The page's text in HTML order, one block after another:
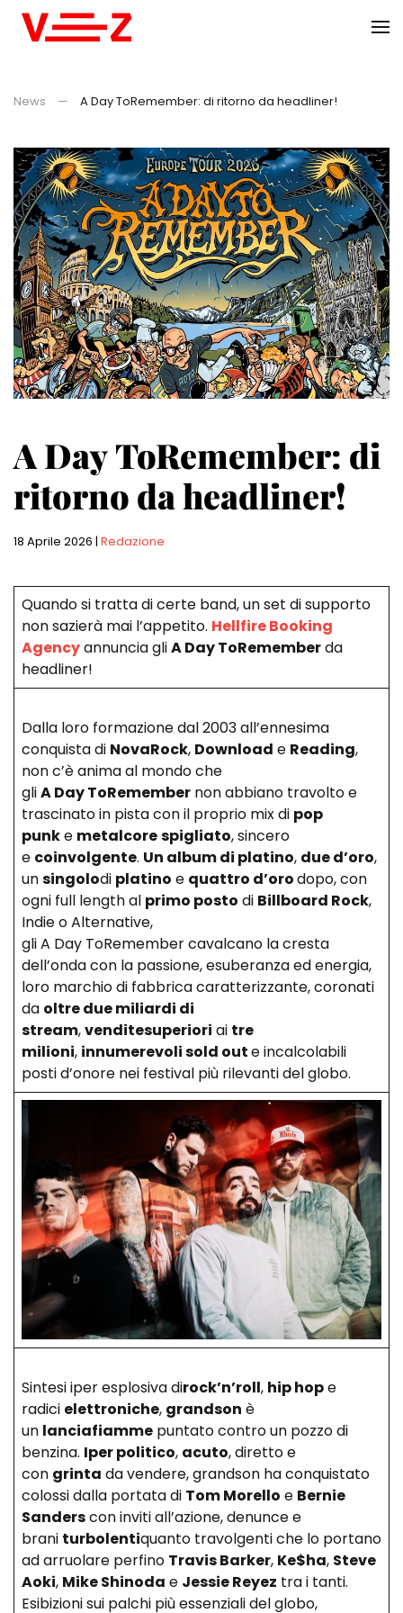
News A Day ToRemember: di ritorno da headliner!
A Day ToRemember: di
ritorno da headliner!
18 Aprile 2026 | Redazione
Quando si tratta di certe band, un set di supporto
non sazierà mai l’appetito. Hellfire Booking
Agencyannuncia gliA Day ToRememberda
headliner!
Dalla loro formazione dal 2003 all’ennesima
conquista di NovaRock, Download e Reading,
non c’è anima al mondo che
gliA Day ToRemember non abbiano travolto e
trascinato in pista con il proprio mix di pop
punke metalcorespigliato, sincero
e coinvolgente. Un album di platino, due d’oro,
unsingolodi platino e quattro d’orodopo, con
ogni full length al primo posto di Billboard Rock,
Indie o Alternative,
gli A Day ToRemember cavalcano la cresta
dell’onda con la passione, esuberanza ed energia,
loro marchio di fabbrica caratterizzante, coronati
da oltre due miliardi di
stream,venditesuperiori ai tre
milioni, innumerevoli sold oute incalcolabili
posti d’onore nei festival più rilevanti del globo.
Sintesi iper esplosiva dirock’n’roll, hip hope
radici elettroniche, grandson è
un lanciafiamme puntato contro un pozzo di
benzina. Iper politico, acuto, diretto e
con grinta da vendere, grandson ha conquistato
colossi dalla portata di Tom Morello e Bernie
Sanderscon inviti all’azione, denunce e
brani turbolentiquanto travolgenti che lo portano
ad arruolare perfino Travis Barker, Ke$ha, Steve
Aoki, Mike Shinoda e Jessie Reyez tra i tanti.
Esibizioni sui palchi più essenziali del globo,